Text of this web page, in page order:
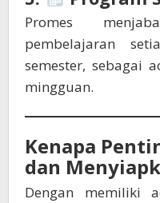
Promes
pembelajaran
semester, sebagai
mingguan.
Kenapa
dan
Dengan memiliki